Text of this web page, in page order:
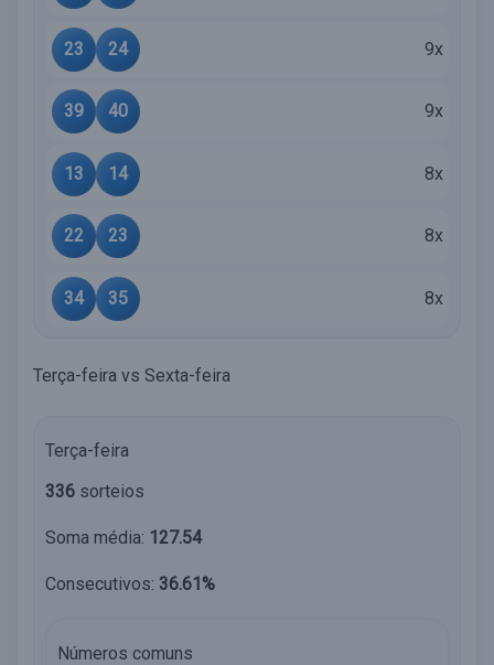
23 24 9x
39 40 9x
13 14 8x
22 23 8x
34 35 8x
Terça-feira vs Sexta-feira
Terça-feira
336 sorteios
Soma média: 127.54
Consecutivos: 36.61%
Números comuns